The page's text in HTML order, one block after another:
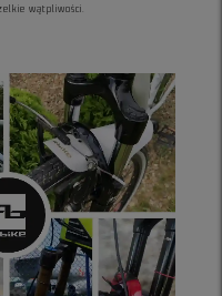
wątpliwości.